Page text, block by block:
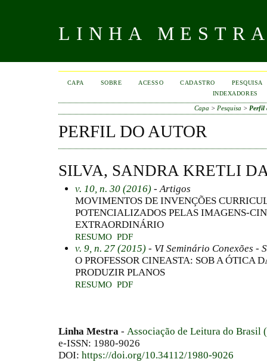
LINHA
CAPA SOBRE ACESSO CADASTRO
PESQUISA
INDEXADORES
Capa > Pesquisa > Perfil
PERFIL DO AUTOR
SILVA, SANDRA KRETLI
v. 10, n. 30 (2016) - Artigos
MOVIMENTOS DE INVENÇÕES
POTENCIALIZADOS PELAS IMAGENS-
EXTRAORDINÁRIO
RESUMO PDF
v. 9, n. 27 (2015) - VI Seminário Conexões -
O PROFESSOR CINEASTA: SOB A ÓTICA
PRODUZIR PLANOS
RESUMO PDF
Linha Mestra - Associação de Leitura do Brasil
e-ISSN: 1980-9026
DOI: https://doi.org/10.34112/1980-9026